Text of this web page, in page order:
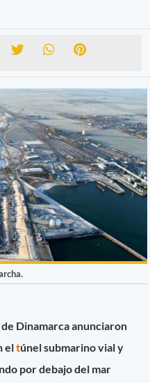
Dinamarca anunciaron
eltúnel submarino vial y
por debajo del mar